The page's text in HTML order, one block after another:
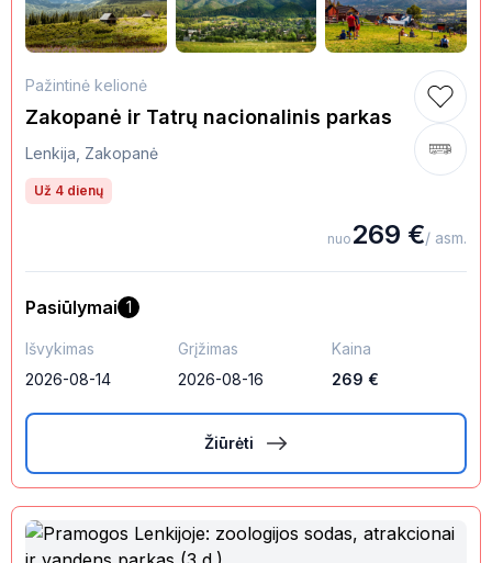
Pažintinė kelionė
Zakopanė ir Tatrų nacionalinis parkas
Lenkija, Zakopanė
Už 4 dienų
nuo 269 €/ asm.
Pasiūlymai 1
Išvykimas Grįžimas
Kaina
2026-08-14
2026-08-16 269 €
Žiūrėti